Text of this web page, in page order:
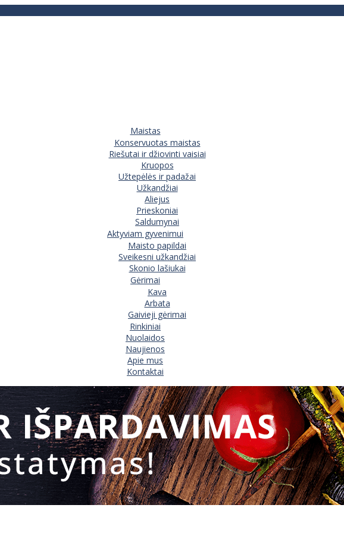
Maistas
Konservuotas maistas
Riešutai ir džiovinti vaisiai
Kruopos
Užtepėlės ir padažai
Užkandžiai
Aliejus
Prieskoniai
Saldumynai
Aktyviam gyvenimui
Maisto papildai
Sveikesni užkandžiai
Skonio lašiukai
Gėrimai
Kava
Arbata
Gaivieji gėrimai
Rinkiniai
Nuolaidos
Naujienos
Apie mus
Kontaktai